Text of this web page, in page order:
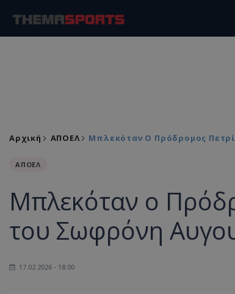
Αρχική ΑΠΟΕΛ Μπλεκόταν Ο Πρόδρομος
ΑΠΟΕΛ
Μπλεκόταν ο
του Σωφρόνη
17.02.2026 - 18:00